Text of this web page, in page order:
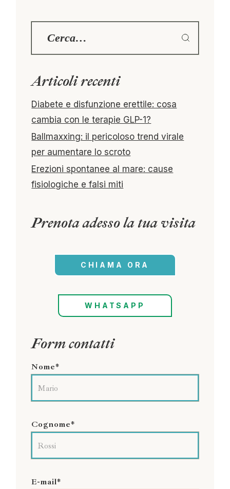
Articoli recenti
Diabete e disfunzione erettile: cosa
cambia con le terapie GLP-1?
Ballmaxxing: il pericoloso trend virale
per aumentare lo scroto
Erezioni spontanee al mare: cause
fisiologiche e falsi miti
Prenota adesso la tua visita
CHIAMA ORA
WHATSAPP
Form contatti
Nome*
Cognome*
E-mail*